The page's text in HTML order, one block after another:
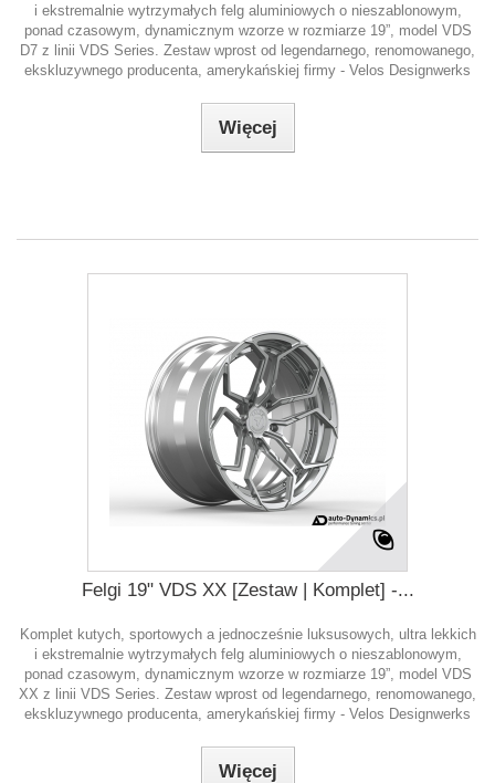
i ekstremalnie wytrzymałych felg aluminiowych o nieszablonowym,
ponad czasowym, dynamicznym wzorze w rozmiarze 19”, model VDS
D7 z linii VDS Series. Zestaw wprost od legendarnego, renomowanego,
ekskluzywnego producenta, amerykańskiej firmy - Velos Designwerks
Więcej
Felgi 19" VDS XX [Zestaw | Komplet] -...
Komplet kutych, sportowych a jednocześnie luksusowych, ultra lekkich
i ekstremalnie wytrzymałych felg aluminiowych o nieszablonowym,
ponad czasowym, dynamicznym wzorze w rozmiarze 19”, model VDS
XX z linii VDS Series. Zestaw wprost od legendarnego, renomowanego,
ekskluzywnego producenta, amerykańskiej firmy - Velos Designwerks
Więcej